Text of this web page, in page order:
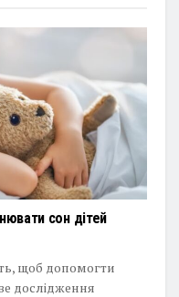
сон дітей
щоб допомогти
дослідження